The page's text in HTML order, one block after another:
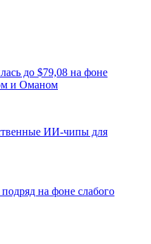
до $79,08 на фоне
и Оманом
ИИ-чипы для
на фоне слабого